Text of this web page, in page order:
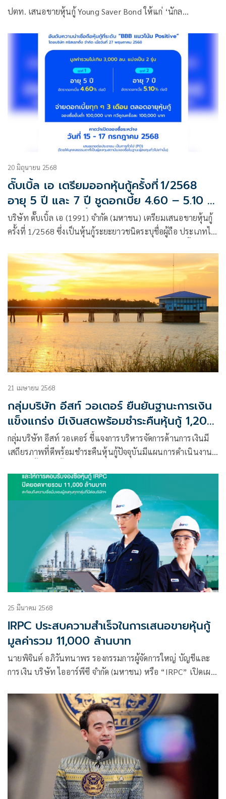
ปตท. เสนอขายหุ้นกู้ Young Saver Bond ให้แก่ ‘นักล…
20 มิถุนายน 2568
ดั๊บเบิ้ล เอ เตรียมออกหุ้นกู้ครั้งที่ 1/2568
อายุ 5 ปี และ 7 ปี ชูดอกเบี้ย 4.60 – 5.10 %
ต่อปี เปิดให้จองซื้อระหว่าง 15-17 ก.ค 68
บริษัท ดั๊บเบิ้ล เอ (1991) จำกัด (มหาชน) เตรียมเสนอขายหุ้นกู้
ครั้งที่ 1/2568 ซึ่งเป็นหุ้นกู้ระยะยาวชนิดระบุชื่อผู้ถือ ประเภทไม่
ระหว่างวันที่ 15-17 กรกฎาคม 2568 ขณะที่ทริสเรทติ้งจัดอันดับ
ความน่าเชื่อถือให้เป็น BBB (Positive)
21 เมษายน 2568
กลุ่มบริษัท อีสท์ วอเตอร์ ยืนยันฐานะการเงิน
แข็งแกร่ง มีเงินสดพร้อมชำระคืนหุ้นกู้ 1,200
ล้านบาท
กลุ่มบริษัท อีสท์ วอเตอร์ ชี้แจงการบริหารจัดการด้านการเงินมี
เสถียรภาพที่ดีพร้อมชำระคืนหุ้นกู้ปัจจุบันมีแผนการดำเนินงานที่
ของผู้ใช้น้ำทุกภาคส่วน พร้อมเดินหน้าให้บริการน้ำเต็มรูปแบบ
เสริมความมั่นคง
25 มีนาคม 2568
IRPC ประสบความสำเร็จในการเสนอขายหุ้นกู้
มูลค่ารวม 11,000 ล้านบาท
นายพิจินต์ อภิวันทนาพร รองกรรมการผู้จัดการใหญ่ บัญชีและ
การเงิน บริษัท ไออาร์พีซี จำกัด (มหาชน) หรือ “IRPC” เปิดเผย
การเสนอขายหุ้นกู้ของ IRPC ครั้งที่ 1/2568 จำนวนรวม 6 ชุด